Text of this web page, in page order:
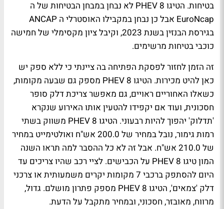
בטיחות. הטיגו 8
PHEV לא נבחן במבחן הבטיחות של ה
EuroNcap אבל כן נבחן במקבילו האוסטרלי ה ANCAP
בגירסת הבנזין בשנת 2023, וקיבל ציון מקסימלי של חמישה
כוכבי בטיחות מרשימים.
זה הזמן לחזור לפסקת הפתיחה בה ציינתי כי ללא ספק יש
כאן להיט מכירות. הטיגו 8
PHEV מספק גם שבעה מקומות,
כשאלו האחוריים ראויים, גם מאפשר צריכת דלק סופר
חסכונית, ועוד אם יקפידו להטעין אותו האירוע שנקרא
'תדלוק' יהפוך להיות רבעוני. הטיגו 8
PHEV משווק בשתי
רמות גימור, נובל במחיר של 200.0 אש"ח ואולטימייט במחיר
של 210.0 אש"ח. אבל זה לא כל ההסבר למה תראו השנה
המון טיגו 8
PHEV על הכבישים. לציי רכב שהיו צריכים עד
היום להסתפק ברכבי 7 מקומות יקרים משמעותית או צרכני
דלק 'צמאים', הטיגו 8
PHEV מספק פתרון מושלם. גדול,
מרווח, מאובזר, חסכוני, ובמחיר מתקבל על הדעת.